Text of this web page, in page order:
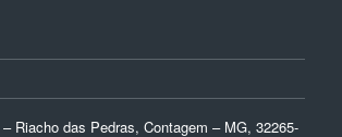
Riacho das Pedras, Contagem – MG, 32265-